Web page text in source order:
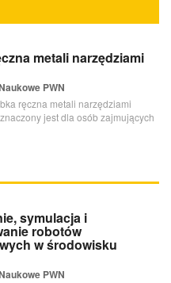
metali narzędziami
PWN
ręczna metali narzędziami
jest dla osób zajmujących
symulacja i
robotów
w środowisku
PWN